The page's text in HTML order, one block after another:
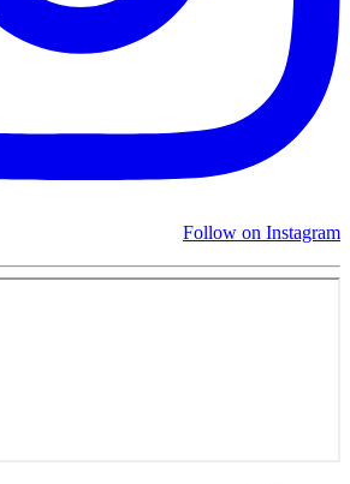
Follow on Instagram